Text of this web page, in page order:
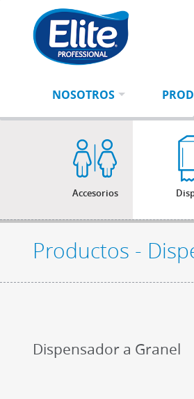
Ingresá
tu
búsqueda
BUSCAR
NOSOTROS
Accesorios
Productos -
Dispensador a Granel